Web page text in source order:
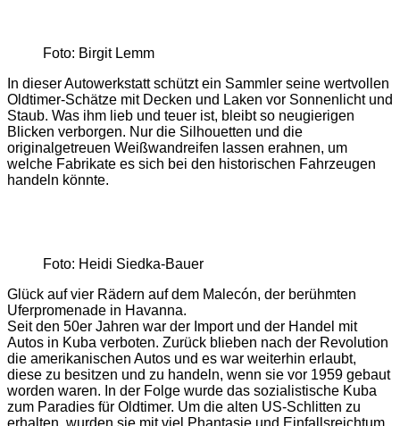
Foto: Birgit Lemm
In dieser Autowerkstatt schützt ein Sammler seine wertvollen
Oldtimer-Schätze mit Decken und Laken vor Sonnenlicht und
Staub. Was ihm lieb und teuer ist, bleibt so neugierigen
Blicken verborgen. Nur die Silhouetten und die
originalgetreuen Weißwandreifen lassen erahnen, um
welche Fabrikate es sich bei den historischen Fahrzeugen
handeln könnte.
Foto: Heidi Siedka-Bauer
Glück auf vier Rädern auf dem Malecón, der berühmten
Uferpromenade in Havanna.
Seit den 50er Jahren war der Import und der Handel mit
Autos in Kuba verboten. Zurück blieben nach der Revolution
die amerikanischen Autos und es war weiterhin erlaubt,
diese zu besitzen und zu handeln, wenn sie vor 1959 gebaut
worden waren. In der Folge wurde das sozialistische Kuba
zum Paradies für Oldtimer. Um die alten US-Schlitten zu